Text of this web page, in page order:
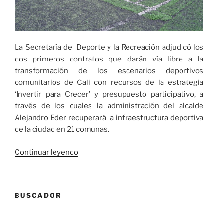
La Secretaría del Deporte y la Recreación adjudicó los
dos primeros contratos que darán vía libre a la
transformación de los escenarios deportivos
comunitarios de Cali con recursos de la estrategia
‘Invertir para Crecer’ y presupuesto participativo, a
través de los cuales la administración del alcalde
Alejandro Eder recuperará la infraestructura deportiva
de la ciudad en 21 comunas.
Continuar leyendo«La
BUSCADOR